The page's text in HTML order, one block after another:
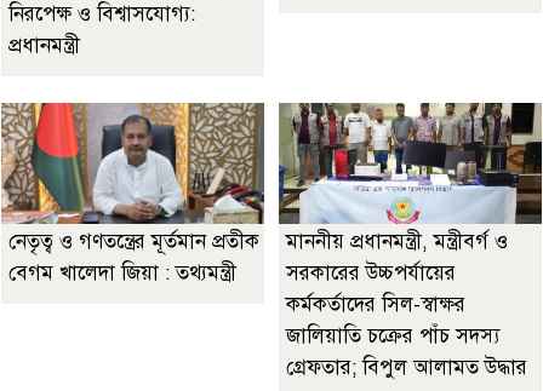
নিরপেক্ষ ও বিশ্বাসযোগ্য:
প্রধানমন্ত্রী
নেতৃত্ব ও গণতন্ত্রের মূর্তমান প্রতীক
বেগম খালেদা জিয়া : তথ্যমন্ত্রী
মাননীয় প্রধানমন্ত্রী, মন্ত্রীবর্গ ও
সরকারের উচ্চপর্যায়ের
কর্মকর্তাদের সিল-স্বাক্ষর
জালিয়াতি চক্রের পাঁচ সদস্য
গ্রেফতার; বিপুল আলামত উদ্ধার